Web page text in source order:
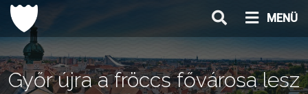
Ugrás
tartalomhoz
MENÜ
Győr újra a fröccs fővárosa lesz